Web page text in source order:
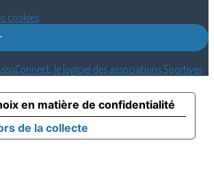
cookies
le logiciel des associations Sportives
de la collecte
en matière de confidentialité